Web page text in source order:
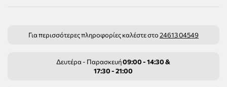
Για περισσότερες πληροφορίες καλέστε στο24613 04549
Δευτέρα - Παρασκευή09:00 - 14:30 &
17:30 - 21:00